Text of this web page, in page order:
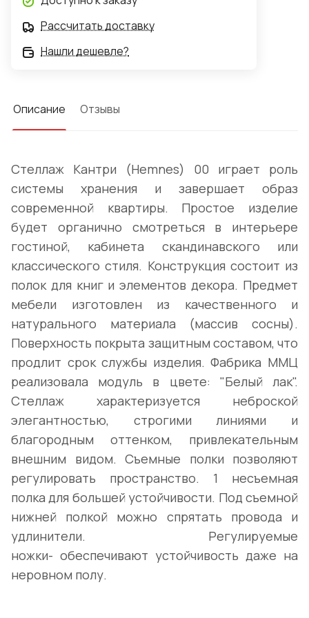
неровном полу.
Рассчитать доставку
Нашли дешевле?
Описание Отзывы
Стеллаж Кантри (Hemnes) 00 играет роль
системы хранения и завершает образ
современной квартиры. Простое изделие
будет органично смотреться в интерьере
гостиной, кабинета скандинавского или
классического стиля. Конструкция состоит из
полок для книг и элементов декора. Предмет
мебели изготовлен из качественного и
натурального материала (массив сосны).
Поверхность покрыта защитным составом, что
продлит срок службы изделия. Фабрика ММЦ
реализовала модуль в цвете: "Белый лак".
Стеллаж характеризуется неброской
элегантностью, строгими линиями и
благородным оттенком, привлекательным
внешним видом. Съемные полки позволяют
регулировать пространство. 1 несъемная
полка для большей устойчивости. Под съемной
нижней полкой можно спрятать провода и
удлинители. Регулируемые
ножки- обеспечивают устойчивость даже на
неровном полу.